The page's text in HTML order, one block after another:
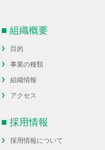
■ 組織概要
目的
事業の種類
組織情報
アクセス
■ 採用情報
採用情報について